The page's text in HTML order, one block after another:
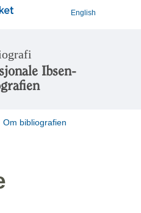
English
Ibsen-
Om bibliografien